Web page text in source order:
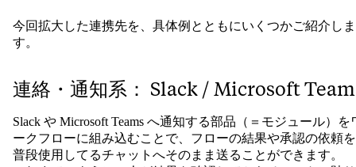
今回拡大した連携先を、具体例とともにいくつかご紹介しま
す。
連絡・通知系： Slack / Microsoft
Slack や Microsoft Teams へ通知する部品（＝モジュール）を
ークフローに組み込むことで、フローの結果や承認の依頼
普段使用してるチャットへそのまま送ることができます。